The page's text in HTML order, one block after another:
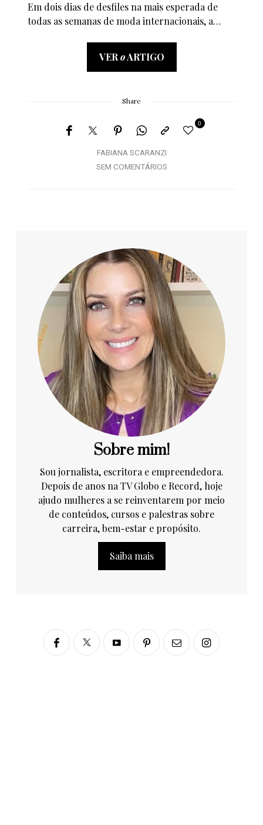
Em dois dias de desfiles na mais esperada de
todas as semanas de moda internacionais, a…
VERoARTIGO
Share
FABIANA SCARANZI
0
SEM COMENTÁRIOS
Sobre mim!
Sou jornalista, escritora e empreendedora.
Depois de anos na TV Globo e Record, hoje
ajudo mulheres a se reinventarem por meio
de conteúdos, cursos e palestras sobre
carreira, bem-estar e propósito.
Saiba mais